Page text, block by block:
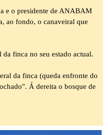
e o presidente de ANABAM
ao fondo, o canaveiral que
finca no seu estado actual.
da finca (queda enfronte do
Á dereita o bosque de